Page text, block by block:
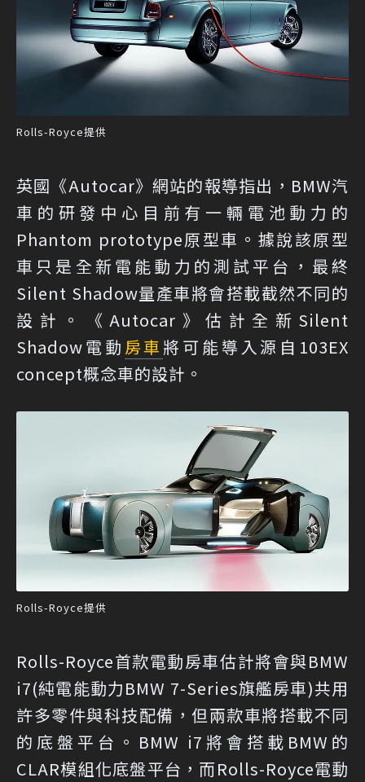
Rolls-Royce提供
英國《Autocar》網站的報導指出，BMW汽
車的研發中心目前有一輛電池動力的
Phantom prototype原型車。據說該原型
車只是全新電能動力的測試平台，最終
Silent Shadow量產車將會搭載截然不同的
設計。《Autocar》估計全新Silent
Shadow電動 房車 將可能導入源自103EX
concept概念車的設計。
Rolls-Royce提供
Rolls-Royce首款電動房車估計將會與BMW
i7(純電能動力BMW 7-Series旗艦房車)共用
許多零件與科技配備，但兩款車將搭載不同
的底盤平台。BMW i7將會搭載BMW的
CLAR模組化底盤平台，而Rolls-Royce電動